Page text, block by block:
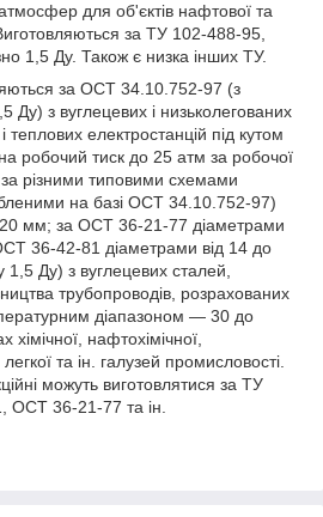
для об'єктів нафтової та
за ТУ 102-488-95,
1,5 Ду. Також є низка інших ТУ.
за ОСТ 34.10.752-97 (з
Ду) з вуглецевих і низьколегованих
електростанцій під кутом
робочий тиск до 25 атм за робочої
різними типовими схемами
на базі ОСТ 34.10.752-97)
мм; за ОСТ 36-21-77 діаметрами
36-42-81 діаметрами від 14 до
1,5 Ду) з вуглецевих сталей,
трубопроводів, розрахованих
діапазоном — 30 до
хімічної, нафтохімічної,
та ін. галузей промисловості.
можуть виготовлятися за ТУ
ОСТ 36-21-77 та ін.